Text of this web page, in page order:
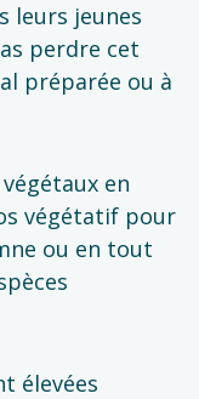
leurs jeunes
perdre cet
préparée ou à
en
végétatif pour
ou en tout
élevées